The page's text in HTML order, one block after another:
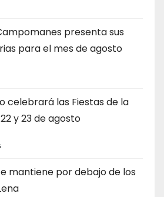
presenta sus
para el mes de agosto
celebrará las Fiestas de la
y 23 de agosto
mantiene por debajo de los